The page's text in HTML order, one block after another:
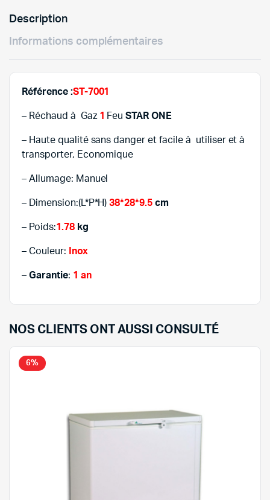
Description
Informations complémentaires
Référence :ST-7001
– Réchaud à Gaz 1 FeuSTAR ONE
– Haute qualité sans danger et facile à utiliser et à
transporter, Economique
– Allumage: Manuel
– Dimension:(L*P*H)38*28*9.5 cm
– Poids:1.78kg
– Couleur: Inox
– Garantie: 1 an
NOS CLIENTS ONT AUSSI CONSULTÉ
6%